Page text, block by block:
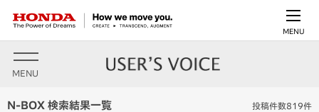
MENU
MENU
N-BOX 検索結果一覧 投稿件数819件